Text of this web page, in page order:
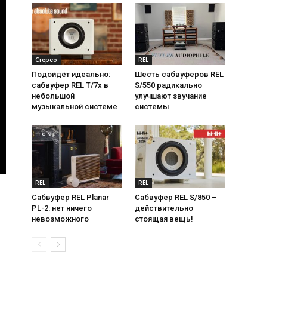
Стерео
Подойдёт идеально:
сабвуфер REL T/7x в
небольшой
музыкальной системе
REL
Шесть сабвуферов REL
S/550 радикально
улучшают звучание
системы
REL
Сабвуфер REL Planar
PL-2: нет ничего
невозможного
REL
Сабвуфер REL S/850 –
действительно
стоящая вещь!